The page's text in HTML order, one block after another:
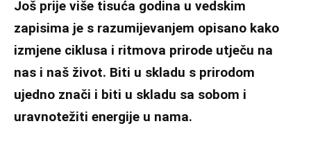
Još prije više tisuća godina u vedskim
zapisima je s razumijevanjem opisano kako
izmjene ciklusa i ritmova prirode utječu na
nas i naš život. Biti u skladu s prirodom
ujedno znači i biti u skladu sa sobom i
uravnotežiti energije u nama.